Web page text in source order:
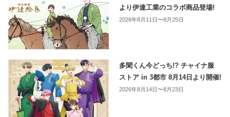
より伊達工業のコラボ商品登場!
2026年8月11日〜8月25日
多聞くん今どっち!? チャイナ服
ストア in 3都市 8月14日より開催!
2026年8月14日〜8月23日